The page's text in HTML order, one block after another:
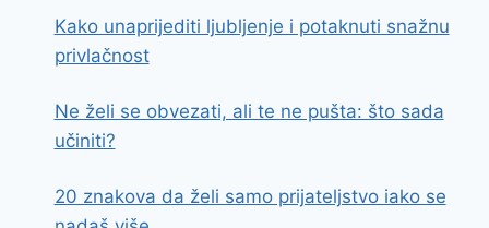
Kako unaprijediti ljubljenje i potaknuti snažnu
privlačnost
Ne želi se obvezati, ali te ne pušta: što sada
učiniti?
20 znakova da želi samo prijateljstvo iako se